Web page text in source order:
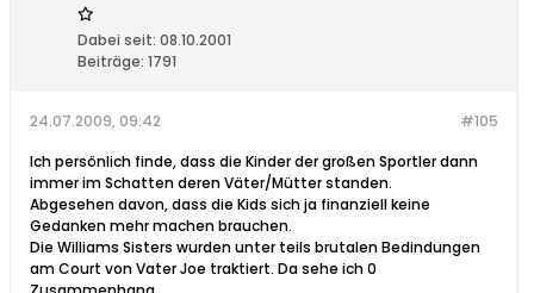
Dabei seit: 08.10.2001
Beiträge: 1791
#105
24.07.2009, 09:42
Ich persönlich finde, dass die Kinder der großen Sportler dann
immer im Schatten deren Väter/Mütter standen.
Abgesehen davon, dass die Kids sich ja finanziell keine
Gedanken mehr machen brauchen.
Die Williams Sisters wurden unter teils brutalen Bedindungen
am Court von Vater Joe traktiert. Da sehe ich 0